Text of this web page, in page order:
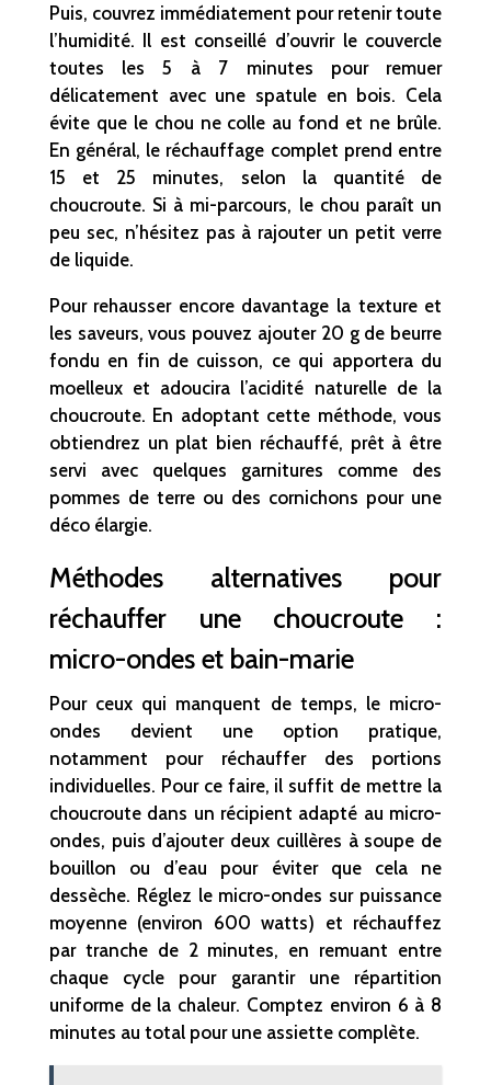
Puis, couvrez immédiatement pour retenir toute
l’humidité. Il est conseillé d’ouvrir le couvercle
toutes les 5 à 7 minutes pour remuer
délicatement avec une spatule en bois. Cela
évite que le chou ne colle au fond et ne brûle.
En général, le réchauffage complet prend entre
15 et 25 minutes, selon la quantité de
choucroute. Si à mi-parcours, le chou paraît un
peu sec, n’hésitez pas à rajouter un petit verre
de liquide.
Pour rehausser encore davantage la texture et
les saveurs, vous pouvez ajouter 20 g de beurre
fondu en fin de cuisson, ce qui apportera du
moelleux et adoucira l’acidité naturelle de la
choucroute. En adoptant cette méthode, vous
obtiendrez un plat bien réchauffé, prêt à être
servi avec quelques garnitures comme des
pommes de terre ou des cornichons pour une
déco élargie.
Méthodes alternatives pour
réchauffer une choucroute :
micro-ondes et bain-marie
Pour ceux qui manquent de temps, le micro-
ondes devient une option pratique,
notamment pour réchauffer des portions
individuelles. Pour ce faire, il suffit de mettre la
choucroute dans un récipient adapté au micro-
ondes, puis d’ajouter deux cuillères à soupe de
bouillon ou d’eau pour éviter que cela ne
dessèche. Réglez le micro-ondes sur puissance
moyenne (environ 600 watts) et réchauffez
par tranche de 2 minutes, en remuant entre
chaque cycle pour garantir une répartition
uniforme de la chaleur. Comptez environ 6 à 8
minutes au total pour une assiette complète.